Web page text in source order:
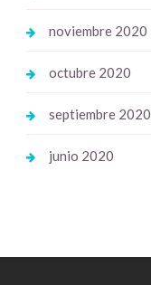
noviembre 2020
octubre 2020
septiembre 2020
junio 2020